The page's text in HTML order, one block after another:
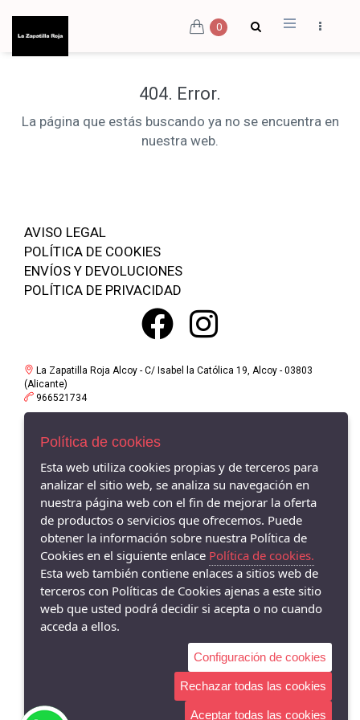
0
404. Error.
La página que estás buscando ya no se encuentra en
nuestra web.
AVISO LEGAL
POLÍTICA DE COOKIES
ENVÍOS Y DEVOLUCIONES
POLÍTICA DE PRIVACIDAD
La Zapatilla Roja Alcoy - C/ Isabel la Católica 19, Alcoy - 03803
(Alicante)
966521734
Alcoy - 03803 (Alicante)
La Zapatilla Roja Cocentaina - Av/ Passeig del Comtat 63,
Cocentaina - 03820 (Alicante)
965590962
La Zapatilla Roja El Campello - Av/ San Bartolomé 62, El Campello -
03560 (Alicante)
966055895
Política de cookies
Esta web utiliza cookies propias y de terceros para
analizar el sitio web, se analiza su navegación en
nuestra página web con el fin de mejorar la oferta
de productos o servicios que ofrecemos. Puede
obtener la información sobre nuestra Política de
Cookies en el siguiente enlace Política de cookies.
Esta web también contiene enlaces a sitios web de
terceros con Políticas de Cookies ajenas a este sitio
web que usted podrá decidir si acepta o no cuando
acceda a ellos.
Configuración de cookies
Rechazar todas las cookies
Aceptar todas las cookies